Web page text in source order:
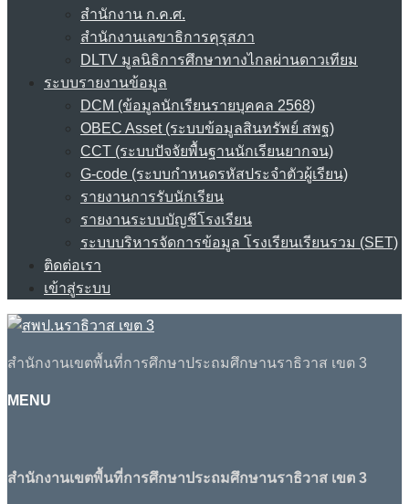
สำนักงาน ก.ค.ศ.
สำนักงานเลขาธิการคุรุสภา
DLTV มูลนิธิการศึกษาทางไกลผ่านดาวเทียม
ระบบรายงานข้อมูล
DCM (ข้อมูลนักเรียนรายบุคคล 2568)
OBEC Asset (ระบบข้อมูลสินทรัพย์ สพฐ)
CCT (ระบบปัจจัยพื้นฐานนักเรียนยากจน)
G-code (ระบบกำหนดรหัสประจำตัวผู้เรียน)
รายงานการรับนักเรียน
รายงานระบบบัญชีโรงเรียน
ระบบบริหารจัดการข้อมูล โรงเรียนเรียนรวม (SET)
ติดต่อเรา
เข้าสู่ระบบ
สำนักงานเขตพื้นที่การศึกษาประถมศึกษานราธิวาส เขต 3
MENU
สำนักงานเขตพื้นที่การศึกษาประถมศึกษานราธิวาส เขต 3